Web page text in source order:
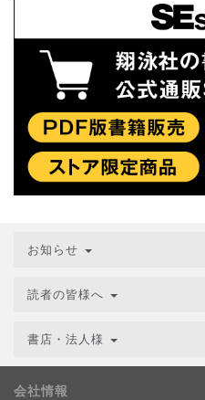
お知らせ
読者の皆様へ
書店・法人様
会社情報